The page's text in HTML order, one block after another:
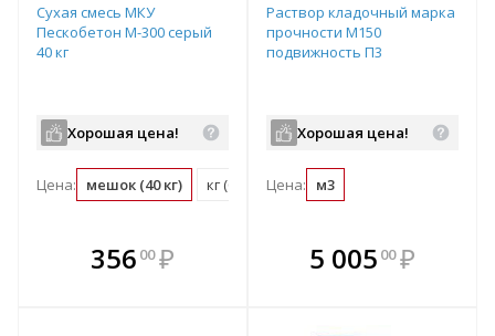
Сухая смесь МКУ
Пескобетон М-300 серый
40 кг
Хорошая цена!
Цена: мешок (40 кг) кг (0.03 мешок)
356 00 ₽
В комплекте
всегда выгоднее!
Раствор кладочный марка
прочности М150
подвижность П3
Хорошая цена!
Цена: м3
В комплекте
всегда выгоднее!
5 005 00 ₽